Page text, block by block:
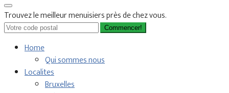
Trouvez le meilleur menuisiers près de chez vous.
Commencer!
Home
Qui sommes nous
Localites
Bruxelles